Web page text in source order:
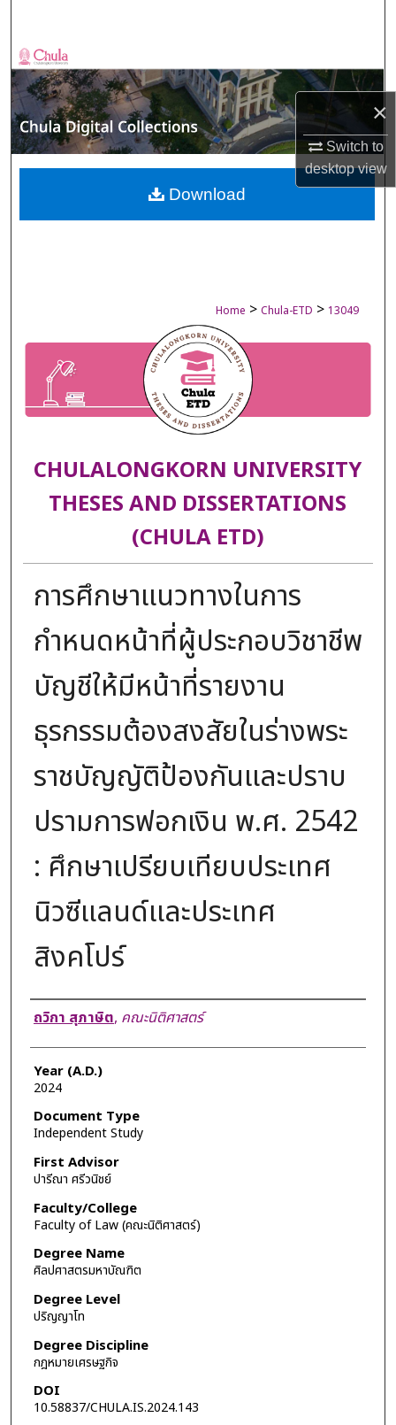
×
Switch to
desktopview
Browse Collections
My Account
About
Digital Commons Network™
Home > Chula-ETD > 13049
CHULALONGKORN UNIVERSITY
THESES AND DISSERTATIONS
(CHULA ETD)
การศึกษาแนวทางในการ
กำหนดหน้าที่ผู้ประกอบวิชาชีพ
บัญชีให้มีหน้าที่รายงาน
ธุรกรรมต้องสงสัยในร่างพระ
ราชบัญญัติป้องกันและปราบ
ปรามการฟอกเงิน พ.ศ. 2542
: ศึกษาเปรียบเทียบประเทศ
นิวซีแลนด์และประเทศ
สิงคโปร์
Author
ถวิกา สุภาษิต, คณะนิติศาสตร์
Year (A.D.)
2024
Document Type
Independent Study
First Advisor
ปารีณา ศรีวนิชย์
Faculty/College
Faculty of Law (คณะนิติศาสตร์)
Degree Name
ศิลปศาสตรมหาบัณฑิต
Degree Level
ปริญญาโท
Degree Discipline
กฎหมายเศรษฐกิจ
DOI
10.58837/CHULA.IS.2024.143
Download